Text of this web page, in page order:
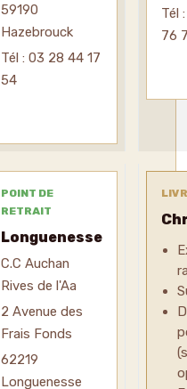
59190
Hazebrouck
Tél : 03 28 44 17
54
Tél
76
POINT DE
RETRAIT
Longuenesse
C.C Auchan
Rives de l'Aa
2 Avenue des
Frais Fonds
62219
Longuenesse